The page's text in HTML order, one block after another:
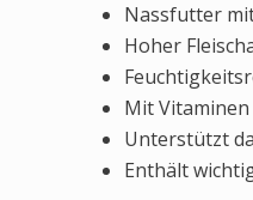
Nassfutter
Hoher
Mit
Unterstützt
Enthält